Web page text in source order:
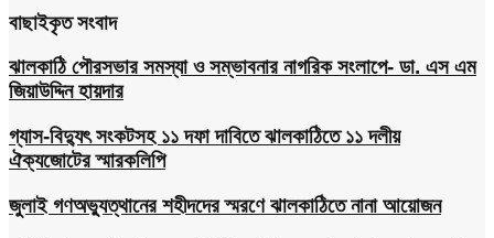
বাছাইকৃত সংবাদ
ঝালকাঠি পৌরসভার সমস্যা ও সম্ভাবনার নাগরিক সংলাপে- ডা. এস এম
জিয়াউদ্দিন হায়দার
গ্যাস-বিদ্যুৎ সংকটসহ ১১ দফা দাবিতে ঝালকাঠিতে ১১ দলীয়
ঐক্যজোটের স্মারকলিপি
জুলাই গণঅভ্যুত্থানের শহীদদের স্মরণে ঝালকাঠিতে নানা আয়োজন